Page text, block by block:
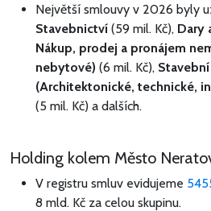
Největší smlouvy v 2026 byly
Stavebnictví (59 mil. Kč), Dary
Nákup, prodej a pronájem
nebytové) (6 mil. Kč),
(Architektonické, technické,
(5 mil. Kč) a dalších.
Holding kolem Město
V registru smluv evidujeme
8 mld. Kč za celou skupinu.